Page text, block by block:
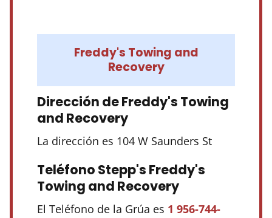
Freddy's Towing and
Recovery
Dirección de Freddy's Towing
and Recovery
La dirección es 104 W Saunders St
Teléfono Stepp's Freddy's
Towing and Recovery
El Teléfono de la Grúa es 1 956-744-